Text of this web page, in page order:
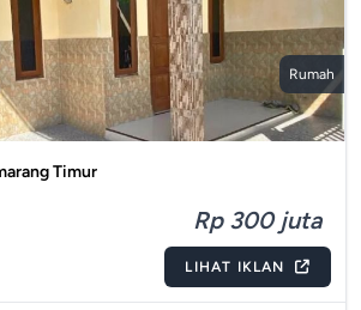
Rumah
Timur
Rp 300 juta
LIHAT IKLAN